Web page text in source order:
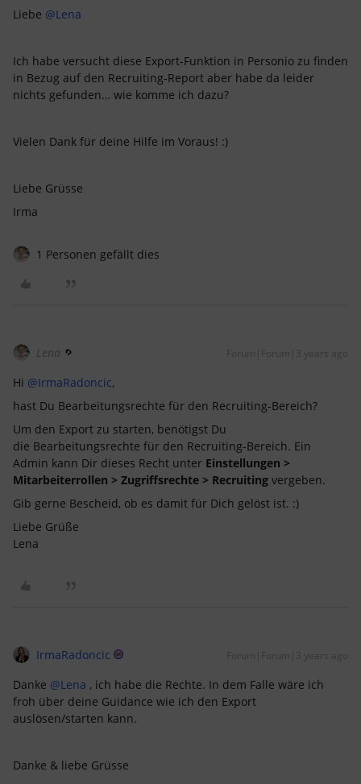
Liebe @Lena
Ich habe versucht diese Export-Funktion in Personio zu finden
in Bezug auf den Recruiting-Report aber habe da leider
nichts gefunden… wie komme ich dazu?
Vielen Dank für deine Hilfe im Voraus! :)
Liebe Grüsse
Irma
1 Personen gefällt dies
Lena Forum|Forum|3 years ago
Hi @IrmaRadoncic,
hast Du Bearbeitungsrechte für den Recruiting-Bereich?
Um den Export zu starten, benötigst Du
die Bearbeitungsrechte für den Recruiting-Bereich. Ein
Admin kann Dir dieses Recht unter Einstellungen >
Mitarbeiterrollen > Zugriffsrechte > Recruiting vergeben.
Gib gerne Bescheid, ob es damit für Dich gelöst ist. :)
Liebe Grüße
Lena
IrmaRadoncic Forum|Forum|3 years ago
Danke @Lena , ich habe die Rechte. In dem Falle wäre ich
froh über deine Guidance wie ich den Export
auslösen/starten kann.
Danke & liebe Grüsse